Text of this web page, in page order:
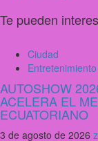
Te pueden
Ciudad
Entretenimiento
AUTOSHOW
ACELERA EL
ECUATORIANO
3 de agosto de 2026